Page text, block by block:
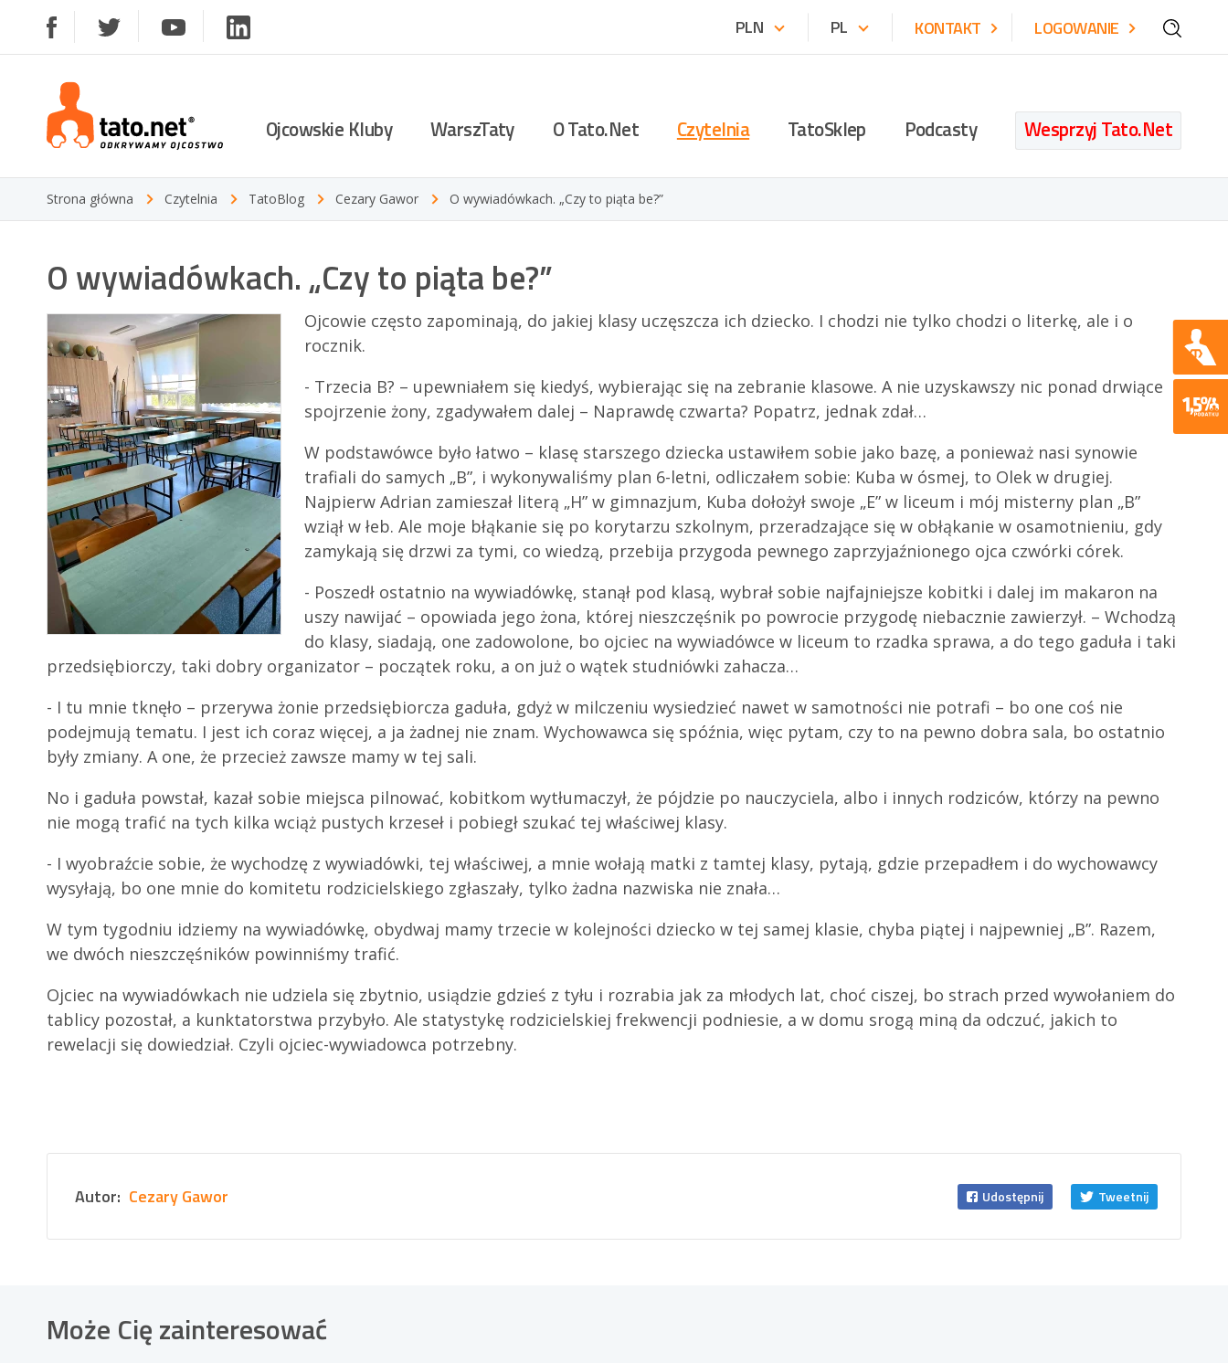
Ojcowskie Kluby
Aktualności
WarszTaty
ojcostwa
Bliżej - pełna łączność
Odkrywca talentów
Wielka Przygoda
Ojciec nieZŁOMny
Tato & Córka - nowe spojrzenie
7 sekretów efektywnego
Bliżej - pełna łączność PREMIUM
Akademia Liderów
Szkoła Trenerów Tato.Net
WarszTaty autorskie &
WarszTaty dla Biznesu
Jak zorganizować warsztaty?
Opinie uczestników
O Tato.Net
Aktualności
Sprawozdania
Wyróżnienia TopDads
Kariera
Czytelnia TatoSklep Podcasty Wesprzyj Tato.Net
KONTAKT LOGOWANIE
PLN PL
Strona główna Czytelnia TatoBlog Cezary Gawor O wywiadówkach. „Czy to piąta be?”
O wywiadówkach. „Czy to piąta be?”
Ojcowie często zapominają, do jakiej klasy uczęszcza ich dziecko. I chodzi nie tylko chodzi o literkę, ale i o
rocznik.
- Trzecia B? – upewniałem się kiedyś, wybierając się na zebranie klasowe. A nie uzyskawszy nic ponad drwiące
spojrzenie żony, zgadywałem dalej – Naprawdę czwarta? Popatrz, jednak zdał…
W podstawówce było łatwo – klasę starszego dziecka ustawiłem sobie jako bazę, a ponieważ nasi synowie
trafiali do samych „B”, i wykonywaliśmy plan 6-letni, odliczałem sobie: Kuba w ósmej, to Olek w drugiej.
Najpierw Adrian zamieszał literą „H” w gimnazjum, Kuba dołożył swoje „E” w liceum i mój misterny plan „B”
wziął w łeb. Ale moje błąkanie się po korytarzu szkolnym, przeradzające się w obłąkanie w osamotnieniu, gdy
zamykają się drzwi za tymi, co wiedzą, przebija przygoda pewnego zaprzyjaźnionego ojca czwórki córek.
- Poszedł ostatnio na wywiadówkę, stanął pod klasą, wybrał sobie najfajniejsze kobitki i dalej im makaron na
uszy nawijać – opowiada jego żona, której nieszczęśnik po powrocie przygodę niebacznie zawierzył. – Wchodzą
do klasy, siadają, one zadowolone, bo ojciec na wywiadówce w liceum to rzadka sprawa, a do tego gaduła i taki
przedsiębiorczy, taki dobry organizator – początek roku, a on już o wątek studniówki zahacza…
- I tu mnie tknęło – przerywa żonie przedsiębiorcza gaduła, gdyż w milczeniu wysiedzieć nawet w samotności nie potrafi – bo one coś nie
podejmują tematu. I jest ich coraz więcej, a ja żadnej nie znam. Wychowawca się spóźnia, więc pytam, czy to na pewno dobra sala, bo ostatnio
były zmiany. A one, że przecież zawsze mamy w tej sali.
No i gaduła powstał, kazał sobie miejsca pilnować, kobitkom wytłumaczył, że pójdzie po nauczyciela, albo i innych rodziców, którzy na pewno
nie mogą trafić na tych kilka wciąż pustych krzeseł i pobiegł szukać tej właściwej klasy.
- I wyobraźcie sobie, że wychodzę z wywiadówki, tej właściwej, a mnie wołają matki z tamtej klasy, pytają, gdzie przepadłem i do wychowawcy
wysyłają, bo one mnie do komitetu rodzicielskiego zgłaszały, tylko żadna nazwiska nie znała…
W tym tygodniu idziemy na wywiadówkę, obydwaj mamy trzecie w kolejności dziecko w tej samej klasie, chyba piątej i najpewniej „B”. Razem,
we dwóch nieszczęśników powinniśmy trafić.
Ojciec na wywiadówkach nie udziela się zbytnio, usiądzie gdzieś z tyłu i rozrabia jak za młodych lat, choć ciszej, bo strach przed wywołaniem do
tablicy pozostał, a kunktatorstwa przybyło. Ale statystykę rodzicielskiej frekwencji podniesie, a w domu srogą miną da odczuć, jakich to
rewelacji się dowiedział. Czyli ojciec-wywiadowca potrzebny.
Autor: Cezary Gawor Udostępnij Tweetnij
Może Cię zainteresować